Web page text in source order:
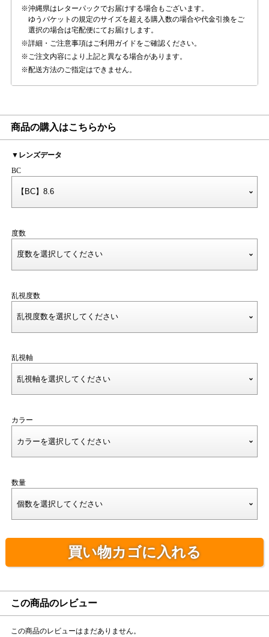
沖縄県はレターパックでお届けする場合もございます。
ゆうパケットの規定のサイズを超える購入数の場合や代金引換をご
選択の場合は宅配便にてお届けします。
詳細・ご注意事項はご利用ガイドをご確認ください。
ご注文内容により上記と異なる場合があります。
配送方法のご指定はできません。
商品の購入はこちらから
▼レンズデータ
BC
度数
乱視度数
乱視軸
カラー
数量
買い物カゴに入れる
この商品のレビュー
この商品のレビューはまだありません。